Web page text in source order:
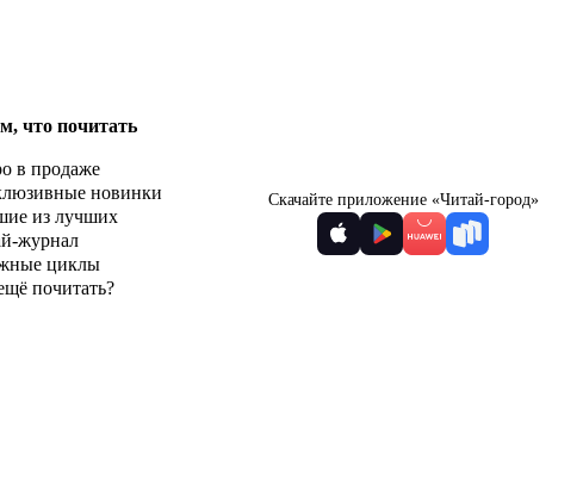
что почитать
в продаже
новинки
из лучших
журнал
циклы
почитать?
Скачайте приложение «Читай-город»